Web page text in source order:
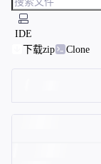
IDE
下载zip
Clone